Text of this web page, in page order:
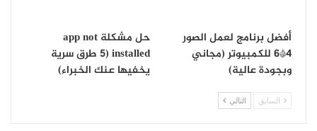
أفضل برنامج لعمل الصور
4*6 للكمبيوتر (مجاني
وبجودة عالية)
حل مشكلة app not
installed (5 طرق سرية
يخفيها عنك الخبراء)
السابق التالي